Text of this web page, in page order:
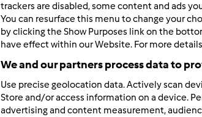
czw., 09/26/2013 - 17:26
Marzenko- dziękuję, to miłe
Dziewczynki - cieszę się, że się
Gabrysiu- troszkę poczytałam - tam jest
sposób "podane". Ja daję "instrukcję
jedyny cukier to owoc na czczo,
trackers are disabled, some content and ads
You can resurface this menu to change your
by clicking the Show Purposes link on the
have effect within our Website. For more
We and our partners process data to
Use precise geolocation data. Actively scan
Store and/or access information on a device.
advertising and content measurement,